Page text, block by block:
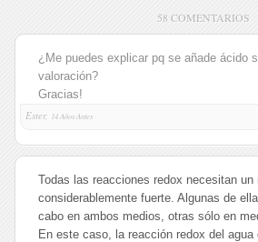
58 COMENTARIOS
¿Me puedes explicar pq se añade ácido
valoración?
Gracias!
Ester, 14 Años Antes
Todas las reacciones redox necesitan
considerablemente fuerte. Algunas de
cabo en ambos medios, otras sólo en
En este caso, la reacción redox del agua